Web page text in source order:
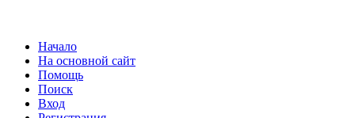
Начало
На основной сайт
Помощь
Поиск
Вход